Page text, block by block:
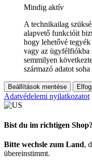
Mindig aktív
A technikailag
alapvető funkcióit
hogy lehetővé
vagy az ügyfélfiókba
semmilyen
származó adatot
Beállítások mentése
Adatvédelemi nyilatkozatot
Bist du im richtigen Shop?
Bitte wechsle zum Land,
übereinstimmt.